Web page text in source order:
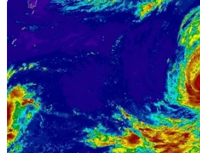
(mủ hoặc máu từ các tổn
dụng mà người mắc bệnh sử